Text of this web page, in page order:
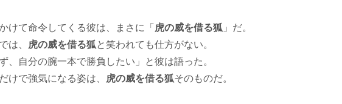
けて命令してくる彼は、まさに「 虎の威を借る狐 」だ。
は、
虎の威を借る狐と笑われても仕方がない。
、自分の腕一本で勝負したい」と彼は語った。
けで強気になる姿は、
虎の威を借る狐そのものだ。